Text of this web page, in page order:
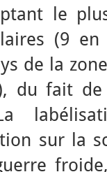
le
(9
de la
du fait
sur la